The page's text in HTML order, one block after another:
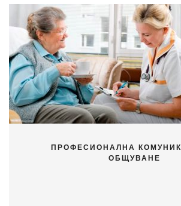
ПРОФЕСИОНАЛНА
ОБЩУВАНЕ